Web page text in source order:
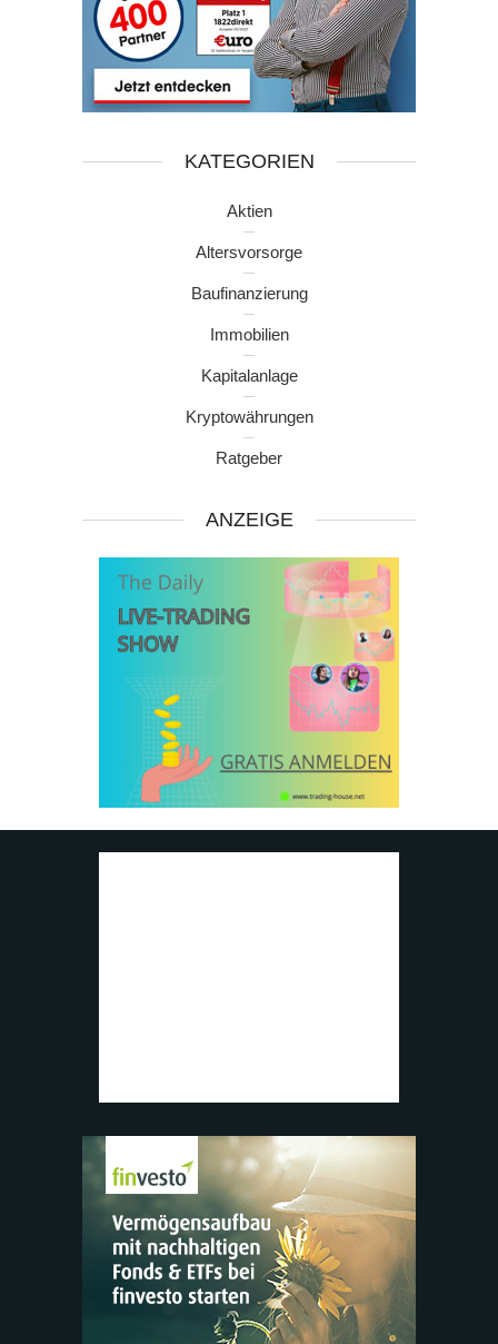
KATEGORIEN
Aktien
Altersvorsorge
Baufinanzierung
Immobilien
Kapitalanlage
Kryptowährungen
Ratgeber
ANZEIGE